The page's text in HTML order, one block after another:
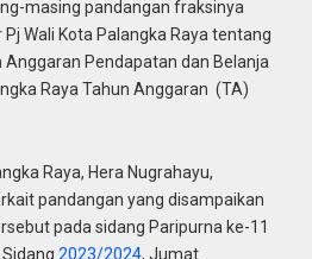
masing pandangan fraksinya
Wali Kota Palangka Raya tentang
Pendapatan dan Belanja
Raya Tahun Anggaran (TA)
Raya, Hera Nugrahayu,
pandangan yang disampaikan
pada sidang Paripurna ke-11
2023/2024, Jumat